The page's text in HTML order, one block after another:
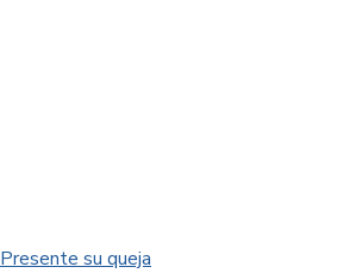
Presente su queja